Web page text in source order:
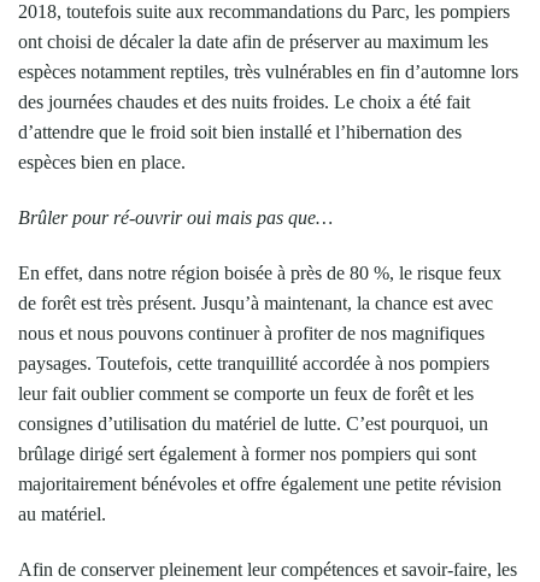
2018, toutefois suite aux recommandations du Parc, les pompiers
ont choisi de décaler la date afin de préserver au maximum les
espèces notamment reptiles, très vulnérables en fin d’automne lors
des journées chaudes et des nuits froides. Le choix a été fait
d’attendre que le froid soit bien installé et l’hibernation des
espèces bien en place.
Brûler pour ré-ouvrir oui mais pas que…
En effet, dans notre région boisée à près de 80 %, le risque feux
de forêt est très présent. Jusqu’à maintenant, la chance est avec
nous et nous pouvons continuer à profiter de nos magnifiques
paysages. Toutefois, cette tranquillité accordée à nos pompiers
leur fait oublier comment se comporte un feux de forêt et les
consignes d’utilisation du matériel de lutte. C’est pourquoi, un
brûlage dirigé sert également à former nos pompiers qui sont
majoritairement bénévoles et offre également une petite révision
au matériel.
Afin de conserver pleinement leur compétences et savoir-faire, les